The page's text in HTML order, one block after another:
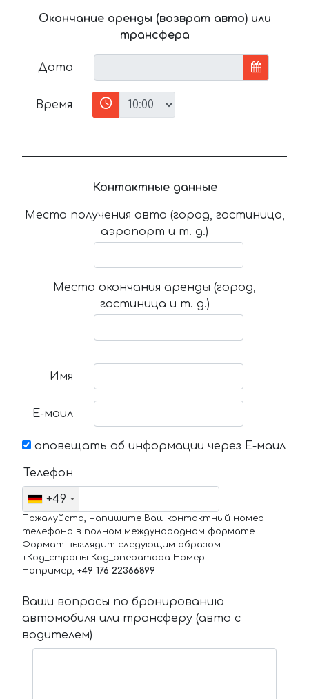
Окончание аренды (возврат авто) или
трансфера
Дата
Время
Контактные данные
Место получения авто (город, гостиница,
аэропорт и т. д.)
Место окончания аренды (город,
гостиница и т. д.)
Имя
Е-маил
оповещать об информации через Е-маил
Телефон
+49
Пожалуйста, напишите Ваш контактный номер
телефона в полном международном формате.
Формат выглядит следующим образом:
+Код_страны Код_оператора Номер
Например, +49 176 22366899
Ваши вопросы по бронированию
автомобиля или трансферу (авто с
водителем)